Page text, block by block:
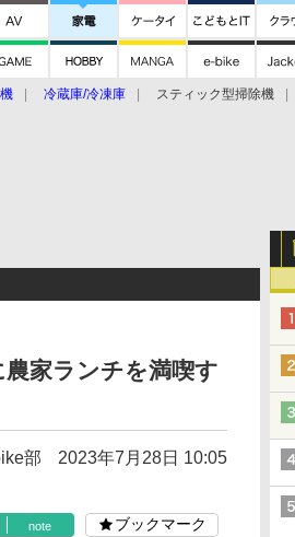
冷蔵庫/冷凍庫 スティック型掃除機
家ランチを満喫す
部 2023年7月28日 10:05
note ブックマーク